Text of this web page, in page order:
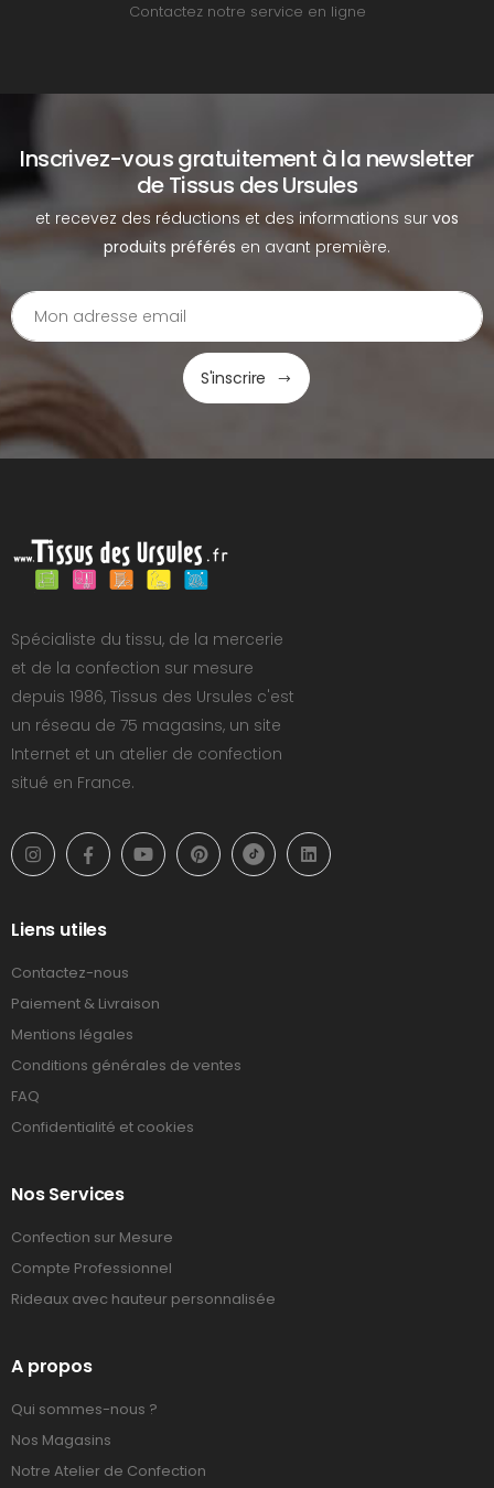
Contactez notre service en ligne
Inscrivez-vous gratuitement à la newsletter
de Tissus des Ursules
et recevez des réductions et des informations sur vos
produits préférés en avant première.
S'inscrire
Spécialiste du tissu, de la mercerie
et de la confection sur mesure
depuis 1986, Tissus des Ursules c'est
un réseau de 75 magasins, un site
Internet et un atelier de confection
situé en France.
Liens utiles
Contactez-nous
Paiement & Livraison
Mentions légales
Conditions générales de ventes
FAQ
Confidentialité et cookies
Nos Services
Confection sur Mesure
Compte Professionnel
Rideaux avec hauteur personnalisée
A propos
Qui sommes-nous ?
Nos Magasins
Notre Atelier de Confection